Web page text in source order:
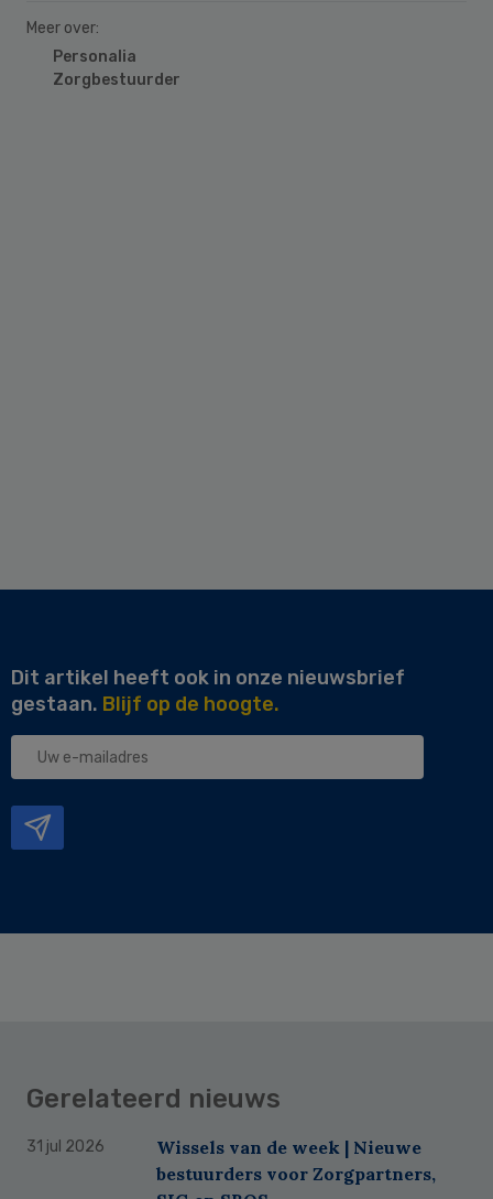
Meer over:
Personalia
Zorgbestuurder
Dit artikel heeft ook in onze nieuwsbrief
gestaan. Blijf op de hoogte.
Uw
Gerelateerd nieuws
31 jul 2026
Wissels van de week | Nieuwe
bestuurders voor Zorgpartners,